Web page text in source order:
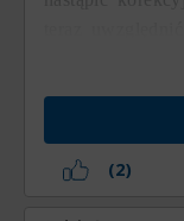
(2)